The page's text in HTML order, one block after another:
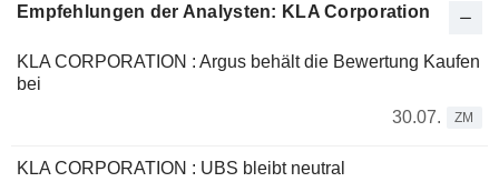
Empfehlungen der Analysten: KLA Corporation
KLA CORPORATION : Argus behält die Bewertung Kaufen
bei
30.07.
ZM
KLA CORPORATION : UBS bleibt neutral